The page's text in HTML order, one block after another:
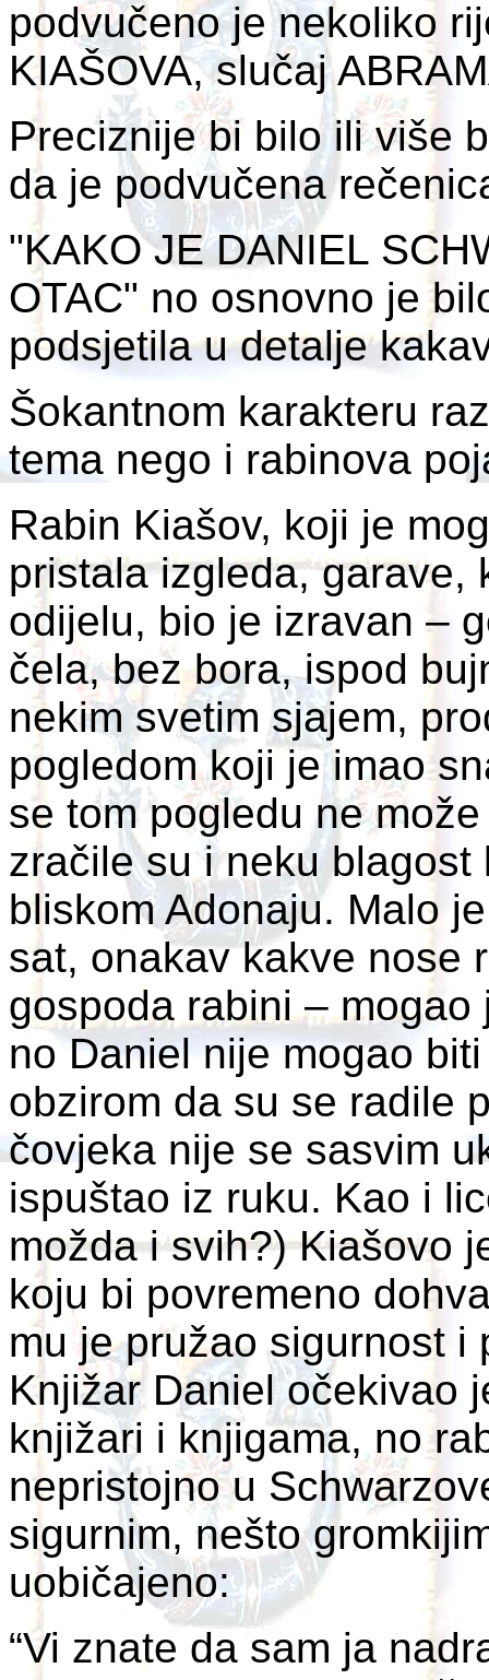
podvučeno je nekoliko
KIAŠOVA, slučaj
Preciznije bi bilo ili više
da je podvučena
"KAKO JE DANIEL
OTAC" no osnovno je
podsjetila u detalje
Šokantnom karakteru
tema nego i rabinova
Rabin Kiašov, koji je
pristala izgleda, garave,
odijelu, bio je izravan –
čela, bez bora, ispod
nekim svetim sjajem,
pogledom koji je imao
se tom pogledu ne
zračile su i neku
bliskom Adonaju. Malo
sat, onakav kakve nose
gospoda rabini – mogao
no Daniel nije mogao
obzirom da su se radile
čovjeka nije se sasvim
ispuštao iz ruku. Kao i
možda i svih?) Kiašovo
koju bi povremeno
mu je pružao sigurnost i
Knjižar Daniel očekivao
knjižari i knjigama, no
nepristojno u
sigurnim, nešto
uobičajeno:
“Vi znate da sam ja